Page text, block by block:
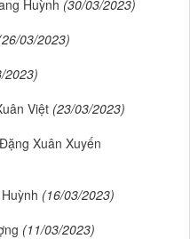
Huỳnh (30/03/2023)
03/2023)
2023)
Việt (23/03/2023)
Xuân Xuyến
(16/03/2023)
(11/03/2023)